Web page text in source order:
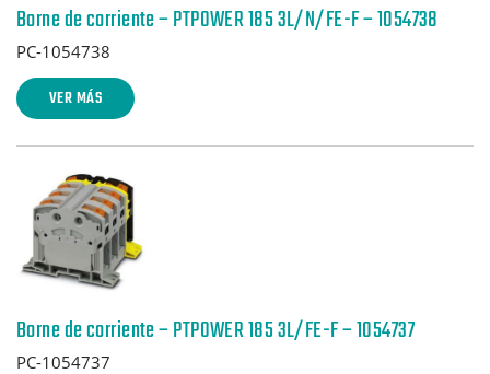
Borne de corriente – PTPOWER 185 3L/N/FE-F – 1054738
PC-1054738
VER MÁS
Borne de corriente – PTPOWER 185 3L/FE-F – 1054737
PC-1054737